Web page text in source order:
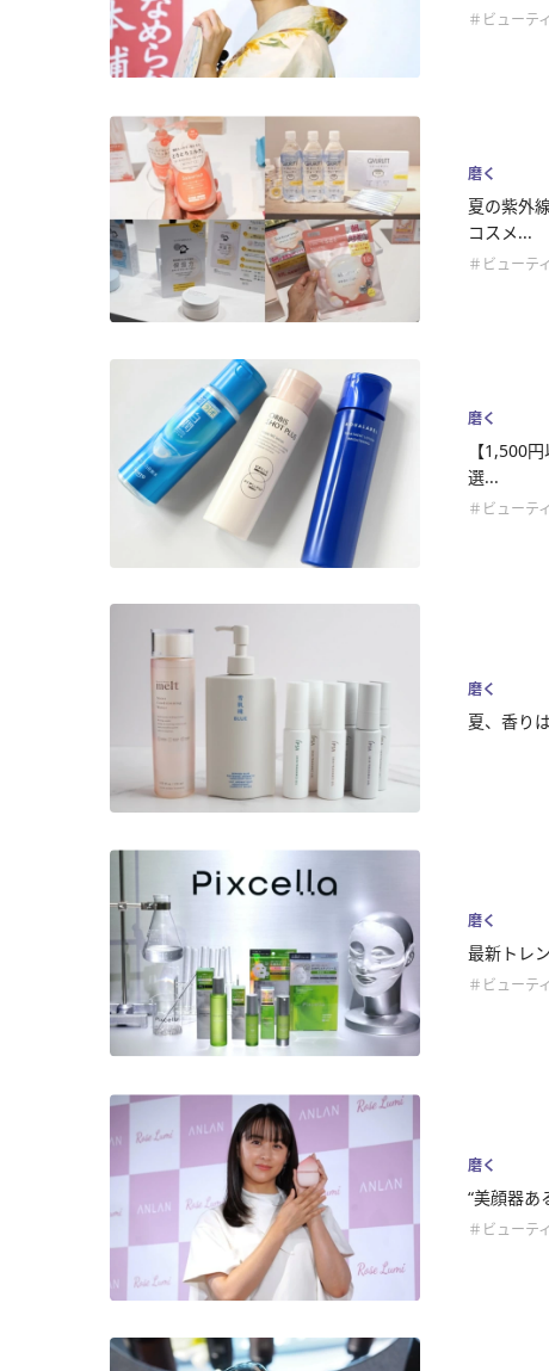
＃ビューテ
磨く
夏の紫外
コスメ...
＃ビューテ
磨く
【1,500
選...
＃ビューテ
磨く
夏、香り
磨く
最新トレ
＃ビューテ
磨く
“美顔器
＃ビューテ